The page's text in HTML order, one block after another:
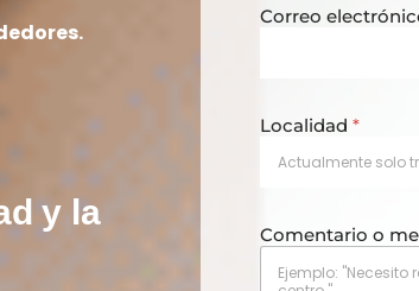
y la
Correo
y
t
Localidad *
Comentario o